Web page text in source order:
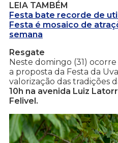
LEIA TAMBÉM
Festa bate recorde de
Festa é mosaico de
semana
Resgate
Neste domingo (31)
a proposta da Festa da
valorização das tradições
10h na avenida Luiz
Felivel.